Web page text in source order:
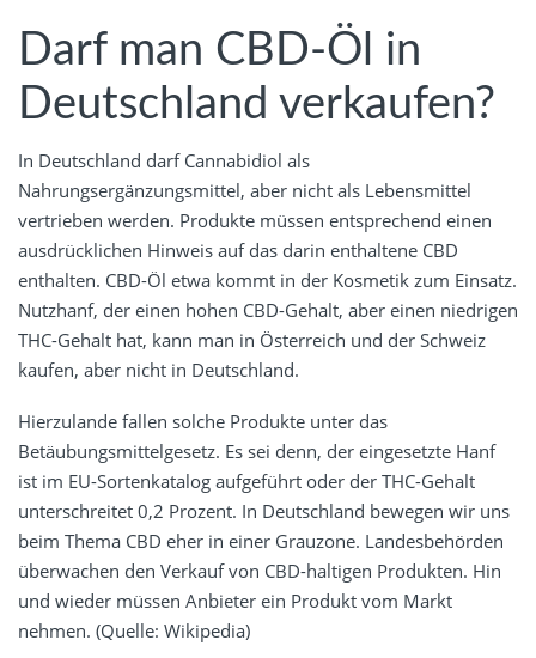
Darf man CBD-Öl in
Deutschland verkaufen?
In Deutschland darf Cannabidiol als
Nahrungsergänzungsmittel, aber nicht als Lebensmittel
vertrieben werden. Produkte müssen entsprechend einen
ausdrücklichen Hinweis auf das darin enthaltene CBD
enthalten. CBD-Öl etwa kommt in der Kosmetik zum Einsatz.
Nutzhanf, der einen hohen CBD-Gehalt, aber einen niedrigen
THC-Gehalt hat, kann man in Österreich und der Schweiz
kaufen, aber nicht in Deutschland.
Hierzulande fallen solche Produkte unter das
Betäubungsmittelgesetz. Es sei denn, der eingesetzte Hanf
ist im EU-Sortenkatalog aufgeführt oder der THC-Gehalt
unterschreitet 0,2 Prozent. In Deutschland bewegen wir uns
beim Thema CBD eher in einer Grauzone. Landesbehörden
überwachen den Verkauf von CBD-haltigen Produkten. Hin
und wieder müssen Anbieter ein Produkt vom Markt
nehmen. (Quelle: Wikipedia)